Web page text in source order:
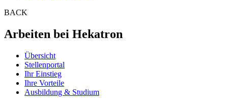
BACK
Arbeiten bei Hekatron
Übersicht
Stellenportal
Ihr Einstieg
Ihre Vorteile
Ausbildung & Studium